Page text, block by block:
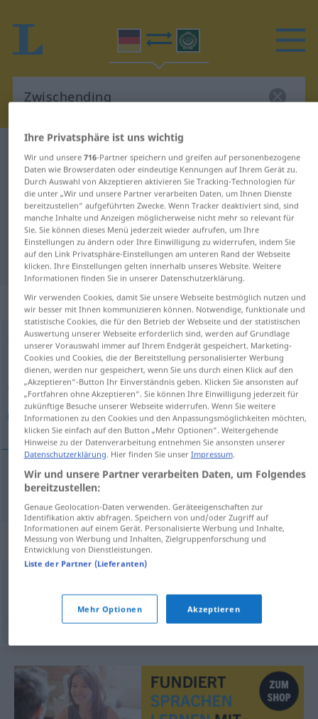
Deutsch-Arabisch Übersetzung für
"Zwischending"
"Zwischending" Arabisch
Übersetzung
„Zwischending“: Neutrum
Zwischendingn UMG
Übersicht aller Übersetzungen
(Für mehr Details die Übersetzung anklicken/antippen)
بين بين
Synonyme für "Zwischending"
© OpenThesaurus.de
Ihre Privatsphäre ist uns wichtig
Wir und unsere 716-Partner speichern und greifen auf personenbezogene
Daten wie Browserdaten oder eindeutige Kennungen auf Ihrem Gerät zu.
Durch Auswahl von Akzeptieren aktivieren Sie Tracking-Technologien für
die unter „Wir und unsere Partner verarbeiten Daten, um Ihnen Dienste
bereitzustellen“ aufgeführten Zwecke. Wenn Tracker deaktiviert sind, sind
manche Inhalte und Anzeigen möglicherweise nicht mehr so relevant für
Sie. Sie können dieses Menü jederzeit wieder aufrufen, um Ihre
Einstellungen zu ändern oder Ihre Einwilligung zu widerrufen, indem Sie
auf den Link Privatsphäre-Einstellungen am unteren Rand der Webseite
klicken. Ihre Einstellungen gelten innerhalb unseres Website. Weitere
Informationen finden Sie in unserer Datenschutzerklärung.
Wir verwenden Cookies, damit Sie unsere Webseite bestmöglich nutzen und
wir besser mit Ihnen kommunizieren können. Notwendige, funktionale und
statistische Cookies, die für den Betrieb der Webseite und der statistischen
Auswertung unserer Webseite erforderlich sind, werden auf Grundlage
unserer Vorauswahl immer auf Ihrem Endgerät gespeichert. Marketing-
Cookies und Cookies, die der Bereitstellung personalisierter Werbung
dienen, werden nur gespeichert, wenn Sie uns durch einen Klick auf den
„Akzeptieren“-Button Ihr Einverständnis geben. Klicken Sie ansonsten auf
„Fortfahren ohne Akzeptieren“. Sie können Ihre Einwilligung jederzeit für
zukünftige Besuche unserer Webseite widerrufen. Wenn Sie weitere
Informationen zu den Cookies und den Anpassungsmöglichkeiten möchten,
klicken Sie einfach auf den Button „Mehr Optionen“. Weitergehende
Hinweise zu der Datenverarbeitung entnehmen Sie ansonsten unserer
Datenschutzerklärung. Hier finden Sie unser Impressum.
Wir und unsere Partner verarbeiten Daten, um Folgendes
bereitzustellen:
Genaue Geolocation-Daten verwenden. Geräteeigenschaften zur
Identifikation aktiv abfragen. Speichern von und/oder Zugriff auf
Informationen auf einem Gerät. Personalisierte Werbung und Inhalte,
Messung von Werbung und Inhalten, Zielgruppenforschung und
Entwicklung von Dienstleistungen.
Liste der Partner (Lieferanten)
Mehr Optionen Akzeptieren